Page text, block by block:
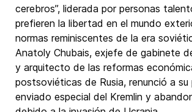
cerebros”, liderada por personas
prefieren la libertad en el mundo
normas reminiscentes de la era
Anatoly Chubais, exjefe de gabinete
y arquitecto de las reformas
postsoviéticas de Rusia, renunció a
enviado especial del Kremlin y